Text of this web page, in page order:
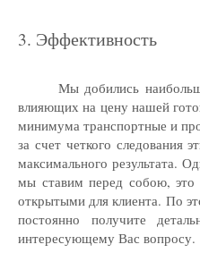
3. Эффективность
Мы добились
влияющих на цену нашей
минимума транспортные и
за счет четкого следования
максимального результата.
мы ставим перед собою, это
открытыми для клиента. По
постоянно получите
интересующему Вас вопросу.